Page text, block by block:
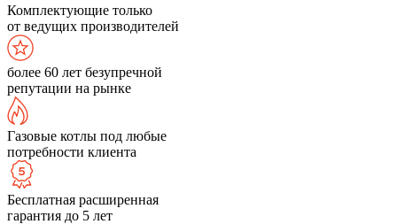
Комплектующие только
от ведущих производителей
более 60 лет безупречной
репутации на рынке
Газовые котлы под любые
потребности клиента
Бесплатная расширенная
гарантия до 5 лет